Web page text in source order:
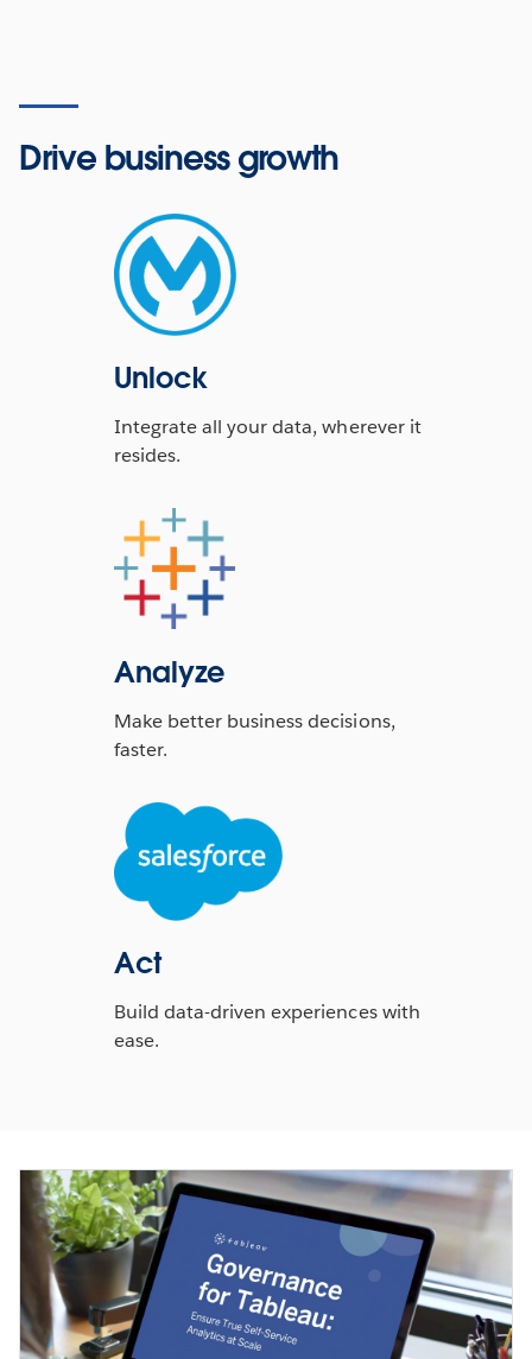
efficiencies and grow their business.
WATCH NOW
Drive business growth
Unlock
Integrate all your data, wherever it
resides.
Analyze
Make better business decisions,
faster.
Act
Build data-driven experiences with
ease.